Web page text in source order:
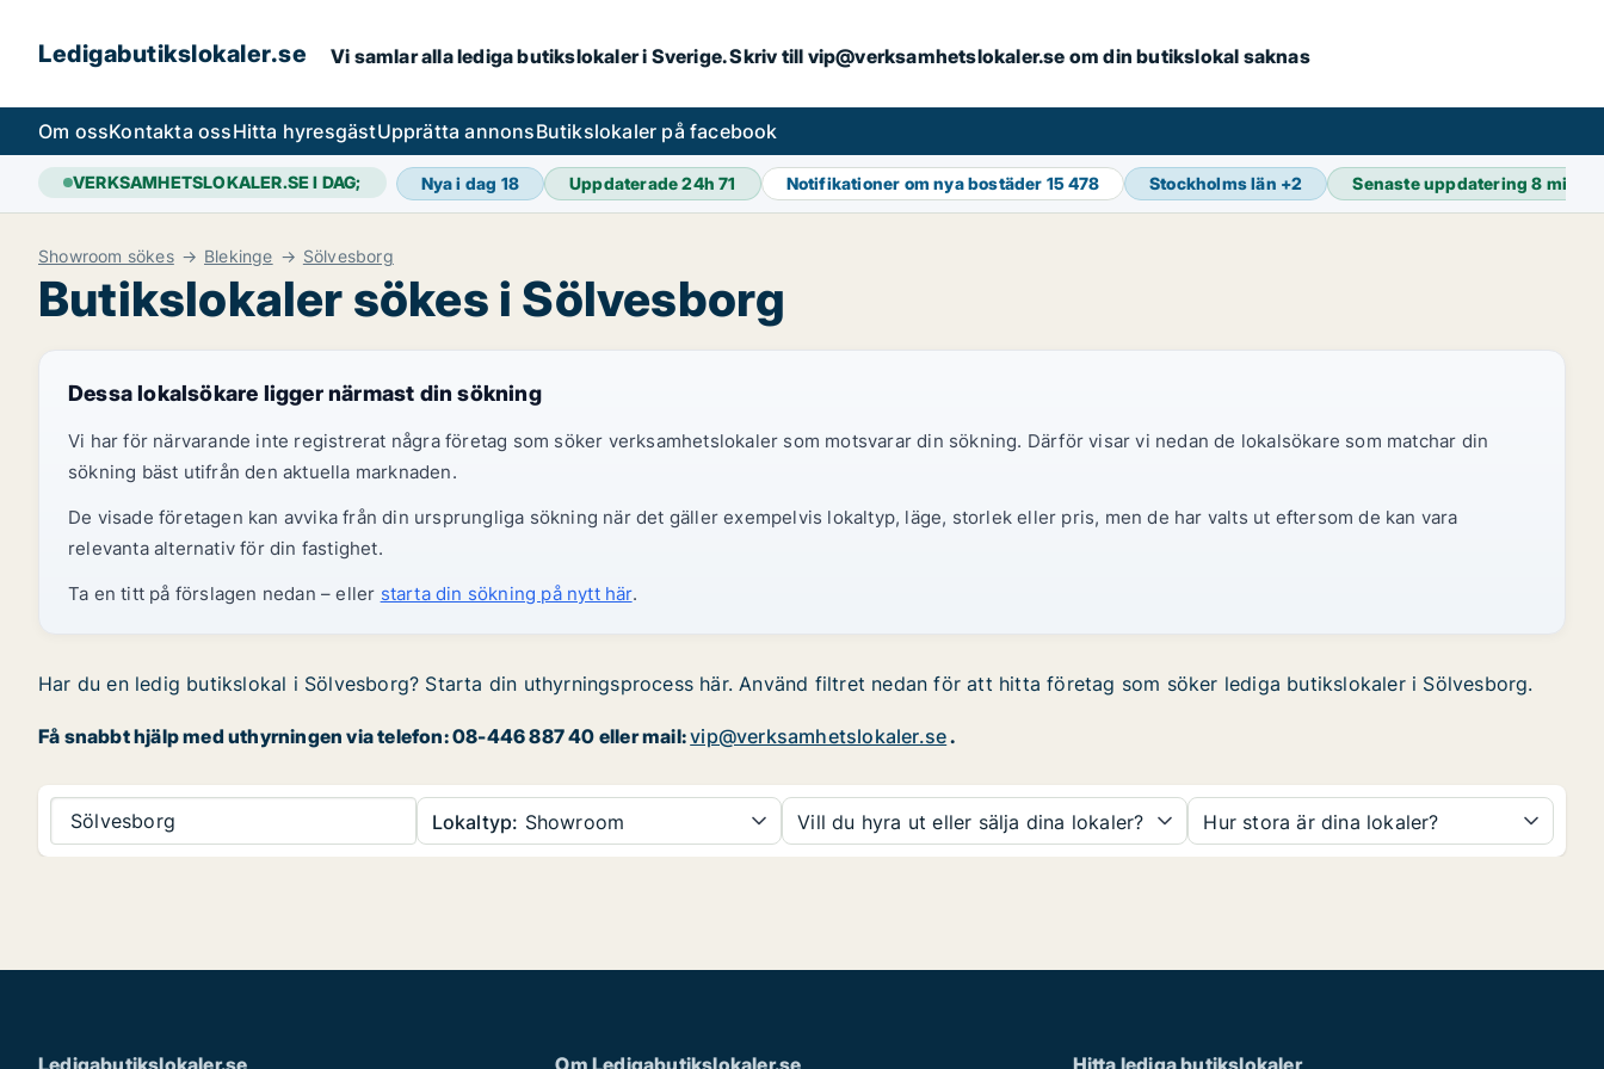
Ledigabutikslokaler.se Vi samlar alla lediga butikslokaler i Sverige. Skriv till vip@verksamhetslokaler.se om din butikslokal saknas
Om ossKontakta ossHitta hyresgästUpprätta annonsButikslokaler på facebook
VERKSAMHETSLOKALER.SE I DAG; Nya i dag 18 Uppdaterade 24h71 Notifikationer om nya bostäder 15 478 Stockholms län +2 Senaste uppdatering8 min
Showroom sökes Blekinge Sölvesborg
Butikslokaler sökes i Sölvesborg
Dessa lokalsökare ligger närmast din sökning
Vi har för närvarande inte registrerat några företag som söker verksamhetslokaler som motsvarar din sökning. Därför visar vi nedan de lokalsökare som matchar din
sökning bäst utifrån den aktuella marknaden.
De visade företagen kan avvika från din ursprungliga sökning när det gäller exempelvis lokaltyp, läge, storlek eller pris, men de har valts ut eftersom de kan vara
relevanta alternativ för din fastighet.
Ta en titt på förslagen nedan – eller starta din sökning på nytt här.
Har du en ledig butikslokal i Sölvesborg? Starta din uthyrningsprocess här. Använd filtret nedan för att hitta företag som söker lediga butikslokaler i Sölvesborg.
Få snabbt hjälp med uthyrningen via telefon: 08-446 887 40 eller mail:vip@verksamhetslokaler.se.
Sölvesborg Lokaltyp: Showroom Vill du hyra ut eller sälja dina lokaler? Hur stora är dina lokaler?
Ledigabutikslokaler.se Om Ledigabutikslokaler.se Hitta lediga butikslokaler